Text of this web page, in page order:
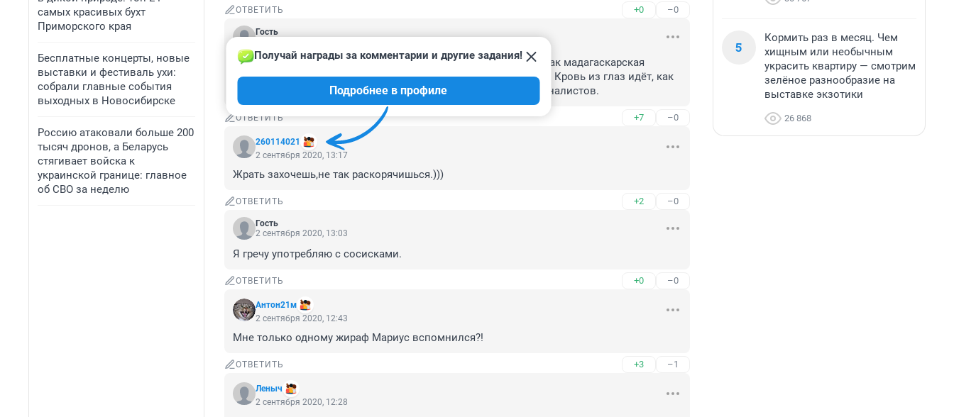
самых красивых бухт
Приморского края
Бесплатные концерты, новые
выставки и фестиваль ухи:
собрали главные события
выходных в Новосибирске
Россию атаковали больше 200
тысяч дронов, а Беларусь
стягивает войска к
украинской границе: главное
об СВО за неделю
ОТВЕТИТЬ +0 –0
Гость
"Новосибирский зоопарк показал видео, на котором видно, как мадагаскарская
хищница фосса охотитЬся на кусок мяса" — это уже за гранью. Кровь из глаз идёт, как
встречается такая вопиющая безграмотность, особенно у журналистов.
ОТВЕТИТЬ +7 –0
260114021
Получай награды за комментарии и другие задания!
Подробнее в профиле
2 сентября 2020, 13:17
Жрать захочешь,не так раскорячишься.)))
ОТВЕТИТЬ +2 –0
Гость
2 сентября 2020, 13:03
Я гречу употребляю с сосисками.
ОТВЕТИТЬ +0 –0
Антон21м
2 сентября 2020, 12:43
Мне только одному жираф Мариус вспомнился?!
ОТВЕТИТЬ +3 –1
Леныч
2 сентября 2020, 12:28
5
Кормить раз в месяц. Чем
хищным или необычным
украсить квартиру — смотрим
зелёное разнообразие на
выставке экзотики
26 868